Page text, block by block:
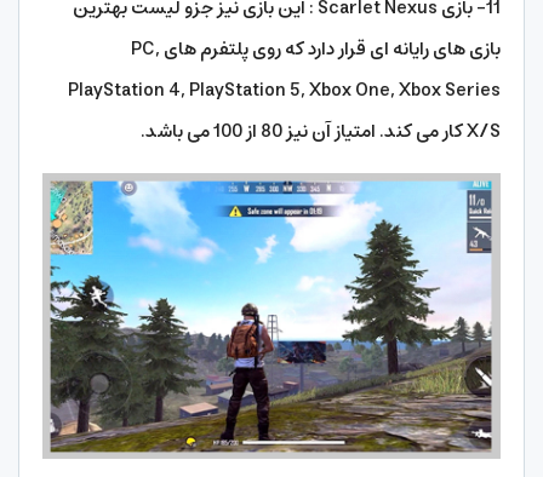
11- بازی Scarlet Nexus : این بازی نیز جزو لیست بهترین
بازی های رایانه ای قرار دارد که روی پلتفرم های PC,
PlayStation 4, PlayStation 5, Xbox One, Xbox Series
X/S کار می کند. امتیاز آن نیز 80 از 100 می باشد.